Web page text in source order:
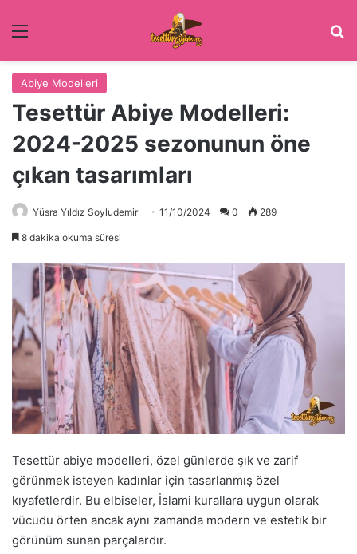
Menü
Abiye Modelleri
Tesettür Abiye Modelleri:
2024-2025 sezonunun öne
çıkan tasarımları
Yüsra Yıldız Soyludemir 11/10/2024 0 289
8 dakika okuma süresi
Tesettür abiye modelleri, özel günlerde şık ve zarif
görünmek isteyen kadınlar için tasarlanmış özel
kıyafetlerdir. Bu elbiseler, İslami kurallara uygun olarak
vücudu örten ancak aynı zamanda modern ve estetik bir
görünüm sunan parçalardır.